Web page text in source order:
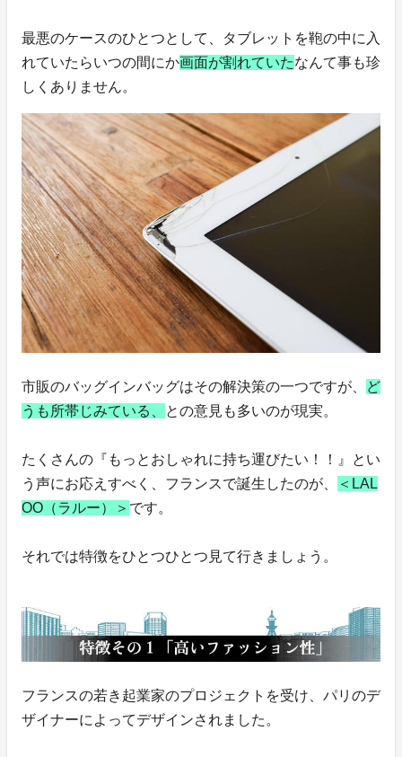
最悪のケースのひとつとして、タブレットを鞄の中に入
れていたらいつの間にか画面が割れていたなんて事も珍
しくありません。
市販のバッグインバッグはその解決策の一つですが、
ど
うも所帯じみている、
との意見も多いのが現実。
たくさんの『もっとおしゃれに持ち運びたい！！』とい
う声にお応えすべく、フランスで誕生したのが、
＜LAL
OO（ラルー）＞ です。
それでは特徴をひとつひとつ見て行きましょう。
フランスの若き起業家のプロジェクトを受け、パリのデ
ザイナーによってデザインされました。